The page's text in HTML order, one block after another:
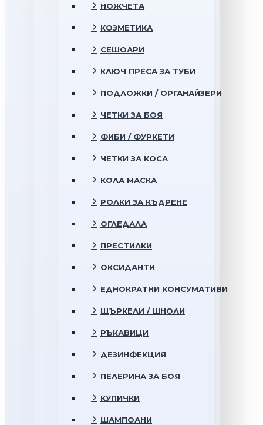
НОЖЧЕТА
КОЗМЕТИКА
СЕШОАРИ
КЛЮЧ ПРЕСА ЗА ТУБИ
ПОДЛОЖКИ / ОРГАНАЙЗЕРИ
ЧЕТКИ ЗА БОЯ
ФИБИ / ФУРКЕТИ
ЧЕТКИ ЗА КОСА
КОЛА МАСКА
РОЛКИ ЗА КЪДРЕНЕ
ОГЛЕДАЛА
ПРЕСТИЛКИ
ОКСИДАНТИ
ЕДНОКРАТНИ КОНСУМАТИВИ
ЩЪРКЕЛИ / ШНОЛИ
РЪКАВИЦИ
ДЕЗИНФЕКЦИЯ
ПЕЛЕРИНА ЗА БОЯ
КУПИЧКИ
ШАМПОАНИ